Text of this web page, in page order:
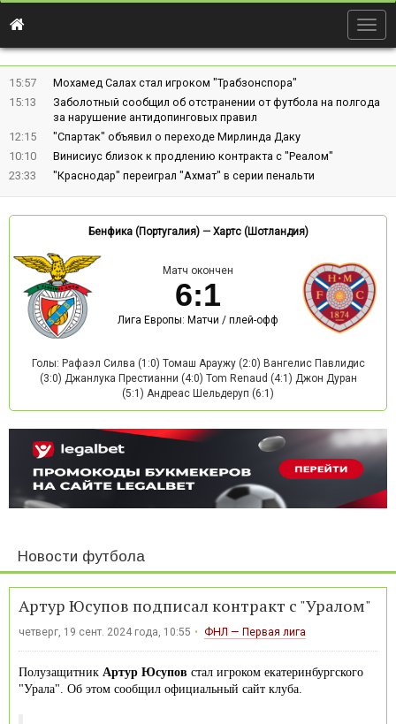
15:57
Мохамед Салах стал игроком "Трабзонспора"
15:13
Заболотный сообщил об отстранении от футбола на полгода
за нарушение антидопинговых правил
12:15
"Спартак" объявил о переходе Мирлинда Даку
10:10
Винисиус близок к продлению контракта с "Реалом"
23:33
"Краснодар" переиграл "Ахмат" в серии пенальти
Бенфика (Португалия)— Хартс (Шотландия)
Матч окончен
6:1
Лига Европы: Матчи / плей-офф
Голы: Рафаэл Силва (1:0) Томаш Араужу (2:0) Вангелис Павлидис
(3:0) Джанлука Престианни (4:0) Tom Renaud (4:1) Джон Дуран
(5:1) Андреас Шельдеруп (6:1)
Новости футбола
Артур Юсупов подписал контракт с "Уралом"
четверг, 19 сент. 2024 года, 10:55 ФНЛ — Первая лига
Полузащитник Артур Юсупов стал игроком екатеринбургского
"Урала". Об этом сообщил официальный сайт клуба.